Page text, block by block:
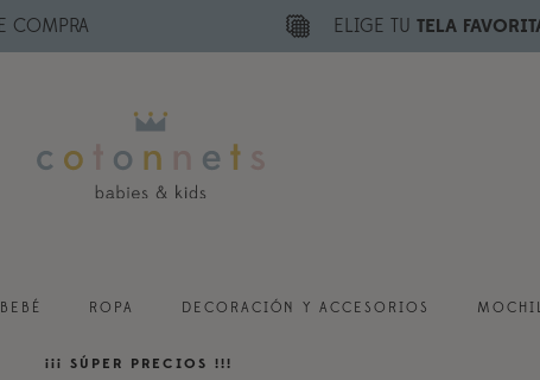
COMPRA ELIGE TU TELA
ROPA DECORACIÓN Y ACCESORIOS
¡¡¡ SÚPER PRECIOS !!!